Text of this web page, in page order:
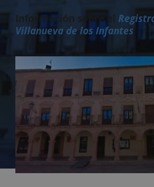
Información sobre el
Villanueva de los Infantes